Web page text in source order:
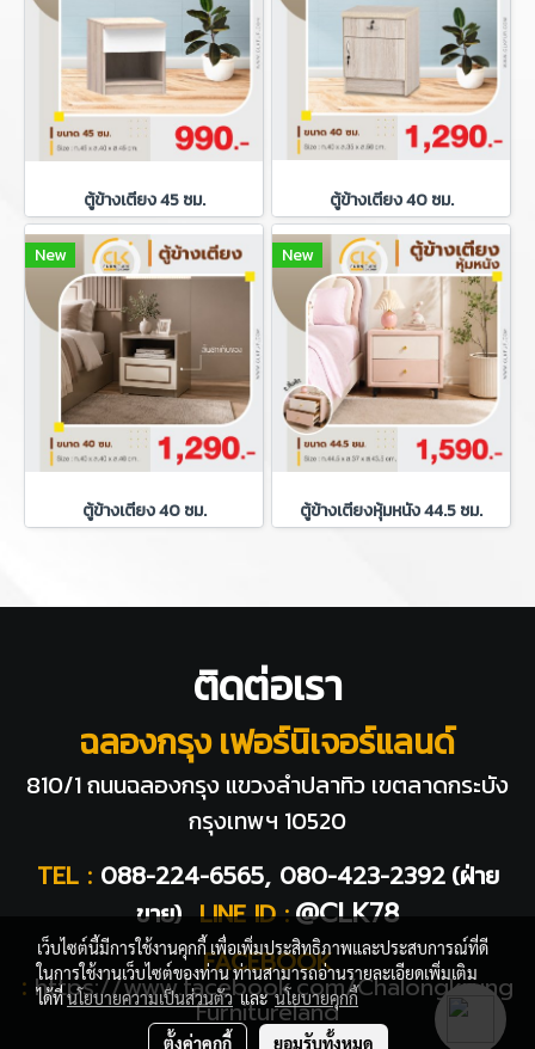
ตู้ข้างเตียง 45 ซม. ตู้ข้างเตียง 40 ซม.
New
ตู้ข้างเตียง 40 ซม.
New
ตู้ข้างเตียงหุ้มหนัง 44.5 ซม.
ติดต่อเรา
ฉลองกรุง เฟอร์นิเจอร์แลนด์
810/1 ถนนฉลองกรุง แขวงลำปลาทิว เขตลาดกระบัง
กรุงเทพฯ 10520
TEL : 088-224-6565, 080-423-2392 (ฝ่าย
ขาย) LINE ID : @CLK78
FACEBOOK
: https://www.facebook.com/Chalongkrung
Furnitureland
เว็บไซต์นี้มีการใช้งานคุกกี้ เพื่อเพิ่มประสิทธิภาพและประสบการณ์ที่ดี
ในการใช้งานเว็บไซต์ของท่าน ท่านสามารถอ่านรายละเอียดเพิ่มเติม
ได้ที่นโยบายความเป็นส่วนตัวและนโยบายคุกกี้
ตั้งค่าคุกกี้ ยอมรับทั้งหมด